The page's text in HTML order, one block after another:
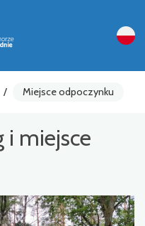
/ Miejsce odpoczynku
i miejsce